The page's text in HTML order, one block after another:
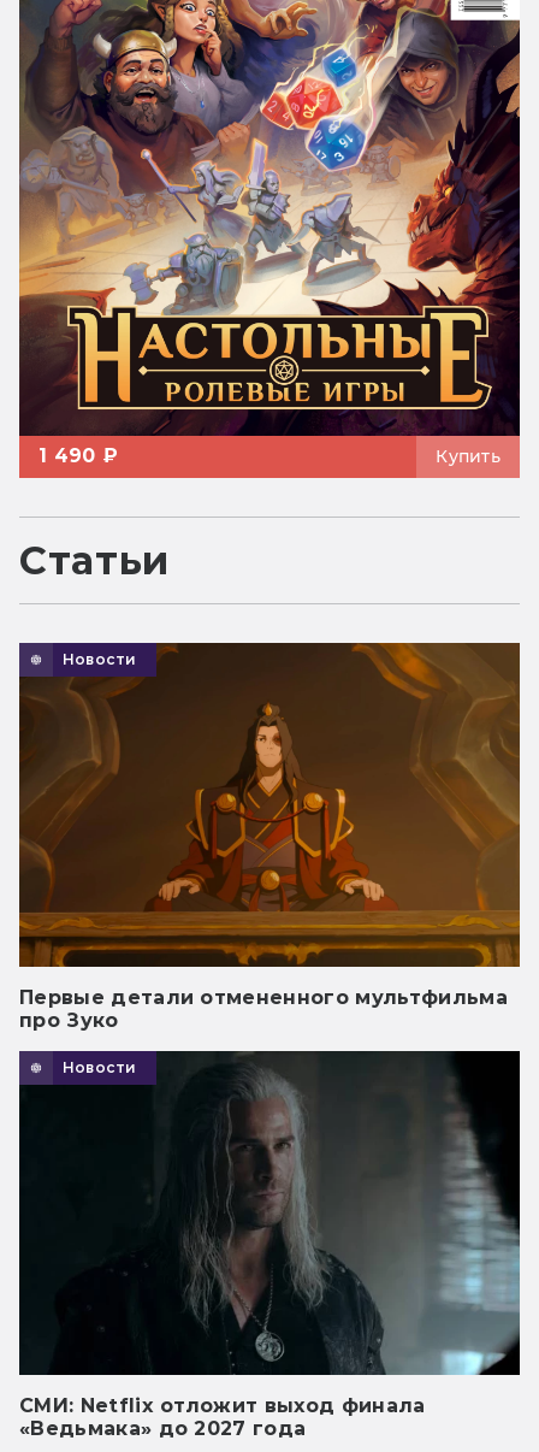
1 490 ₽ Купить
Статьи
Новости
Первые детали отмененного мультфильма
про Зуко
Новости
СМИ: Netflix отложит выход финала
«Ведьмака» до 2027 года